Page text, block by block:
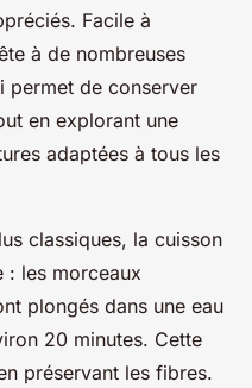
Facile à
à de nombreuses
permet de conserver
en explorant une
adaptées à tous les
classiques, la cuisson
: les morceaux
plongés dans une eau
20 minutes. Cette
préservant les fibres.